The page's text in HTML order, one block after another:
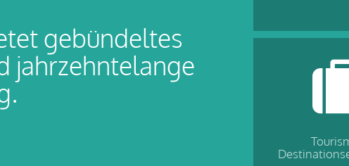
gebündeltes
jahrzehntelange